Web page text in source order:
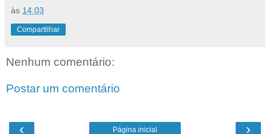
às 14:03
Compartilhar
Nenhum comentário:
Postar um comentário
‹ ›
Página inicial